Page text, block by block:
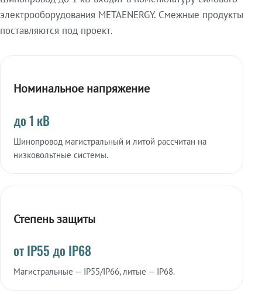
электрооборудования METAENERGY. Смежные продукты
поставляются под проект.
Номинальное напряжение
до 1 кВ
Шинопровод магистральный и литой рассчитан на
низковольтные системы.
Степень защиты
от IP55 до IP68
Магистральные — IP55/IP66, литые — IP68.